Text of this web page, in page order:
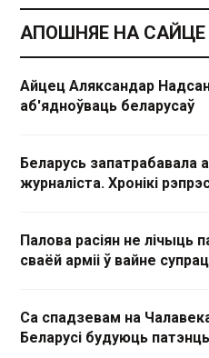
АПОШНЯЕ НА САЙЦЕ
Айцец Аляксандар
аб'ядноўваць беларусаў
Беларусь
журналіста. Хронікі
Палова расіян не лічыць
сваёй арміі ў вайне
Са спадзевам на
Беларусі будуюць